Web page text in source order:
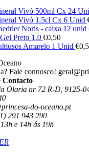
Vivó 500ml Cx 24
Vivó 1.5cl Cx 6 Unid
Noris - caixa 12 unid
Preto 1.0 €0,50
Amarelo 1 Unid €
Fale connosco!
Contacto
Olaria nr 72 R-D, 9125-
do-oceano.pt
291 943 290
e 14h ás 19h